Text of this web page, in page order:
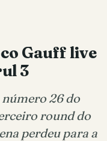
Gauff live
3
número 26 do
round do
perdeu para a